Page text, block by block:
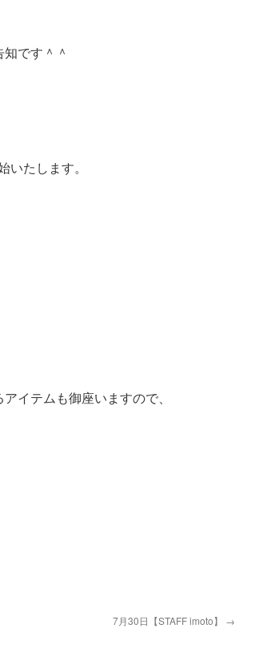
です＾＾
いたします。
イテムも御座いますので、
7月30日【STAFF imoto】 →